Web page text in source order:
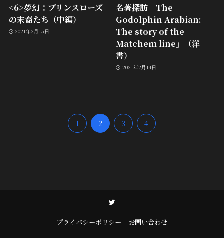
<6>夢幻：プリンスローズ
の末裔たち（中編）
2021年2月15日
名著探訪「The
Godolphin Arabian:
The story of the
Matchem line」（洋
書）
2021年2月14日
1 2 3 4
プライバシーポリシー お問い合わせ